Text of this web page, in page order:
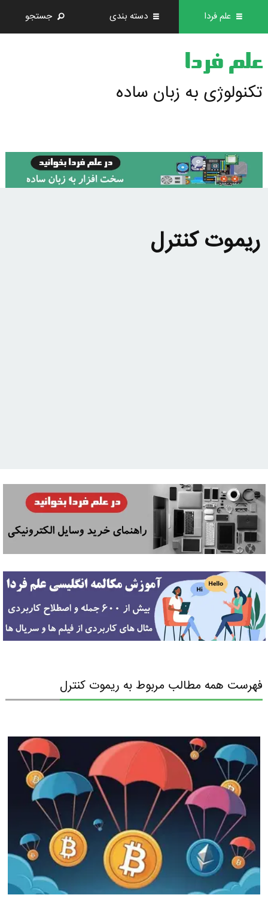
علم فردا دسته بندی جستجو
علم فردا
تکنولوژی به زبان ساده
ریموت کنترل
فهرست همه مطالب مربوط به ریموت کنترل